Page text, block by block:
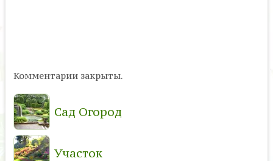
Комментарии закрыты.
Сад Огород
Участок